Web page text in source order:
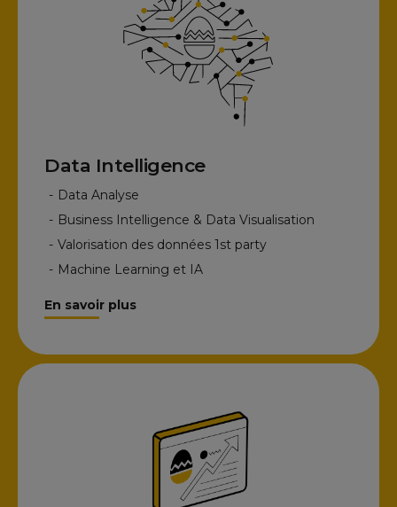
Data Intelligence
- Data Analyse
- Business Intelligence & Data Visualisation
- Valorisation des données 1st party
- Machine Learning et IA
En savoir plus